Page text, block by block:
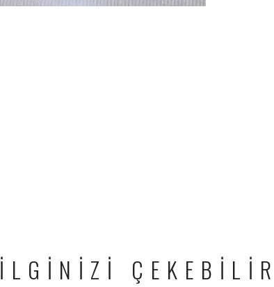
İLGİNİZİ ÇEKEBİLİR